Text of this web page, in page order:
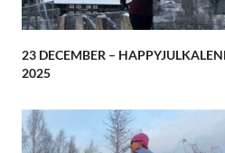
23 DECEMBER –
2025